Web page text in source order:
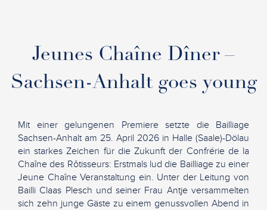
Jeunes Chaîne Dîner –
Sachsen-Anhalt goes young
Mit einer gelungenen Premiere setzte die Bailliage
Sachsen-Anhalt am 25. April 2026 in Halle (Saale)-Dölau
ein starkes Zeichen für die Zukunft der Confrérie de la
Chaîne des Rôtisseurs: Erstmals lud die Bailliage zu einer
Jeune Chaîne Veranstaltung ein. Unter der Leitung von
Bailli Claas Plesch und seiner Frau Antje versammelten
sich zehn junge Gäste zu einem genussvollen Abend in